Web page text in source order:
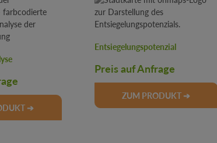
➔
Entsiegelungspotenzial
Preis auf Anfrage
ZUM PRODUKT ➔